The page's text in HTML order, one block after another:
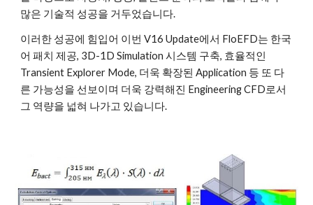
많은 기술적 성공을 거두었습니다.
이러한 성공에 힘입어 이번 V16 Update에서 FloEFD는 한국
어 패치 제공, 3D-1D Simulation 시스템 구축, 효율적인
Transient Explorer Mode, 더욱 확장된 Application 등 또 다
른 가능성을 선보이며 더욱 강력해진 Engineering CFD로서
그 역량을 넓혀 나가고 있습니다.